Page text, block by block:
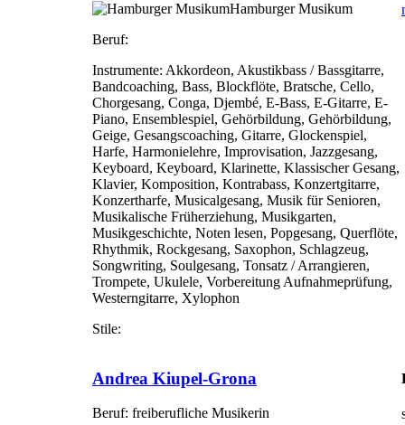
Hamburger Musikum
Beruf:
Instrumente: Akkordeon, Akustikbass / Bassgitarre,
Bandcoaching, Bass, Blockflöte, Bratsche, Cello,
Chorgesang, Conga, Djembé, E-Bass, E-Gitarre, E-
Piano, Ensemblespiel, Gehörbildung, Gehörbildung,
Geige, Gesangscoaching, Gitarre, Glockenspiel,
Harfe, Harmonielehre, Improvisation, Jazzgesang,
Keyboard, Keyboard, Klarinette, Klassischer Gesang,
Klavier, Komposition, Kontrabass, Konzertgitarre,
Konzertharfe, Musicalgesang, Musik für Senioren,
Musikalische Früherziehung, Musikgarten,
Musikgeschichte, Noten lesen, Popgesang, Querflöte,
Rhythmik, Rockgesang, Saxophon, Schlagzeug,
Songwriting, Soulgesang, Tonsatz / Arrangieren,
Trompete, Ukulele, Vorbereitung Aufnahmeprüfung,
Westerngitarre, Xylophon
Stile:
Andrea Kiupel-Grona
Beruf: freiberufliche Musikerin